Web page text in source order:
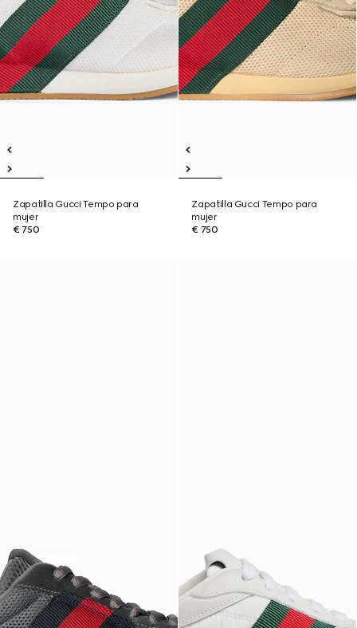
Zapatilla Gucci Tempo para
mujer
€ 750
Zapatilla Gucci Tempo para
mujer
€ 750